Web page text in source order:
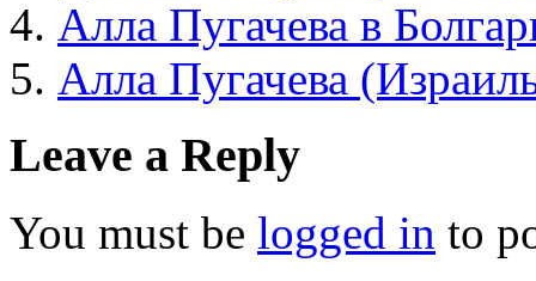
Алла Пугачева в
Алла Пугачева
Leave a Reply
You must be logged in to